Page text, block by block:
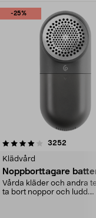
-25%
3252
Klädvård
Noppborttagare
Vårda kläder och andra
ta bort noppor och ludd.
4.5av 5 stjärnor